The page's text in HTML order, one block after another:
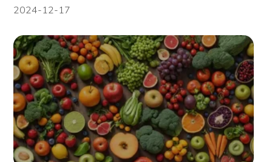
2024-12-17